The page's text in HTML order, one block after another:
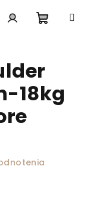
18kg
je 0,0 z 5